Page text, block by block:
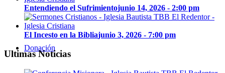
Donación
Entendiendo el Sufrimientojunio 14, 2026 - 2:00 pm
El Incesto en la Bibliajunio 3, 2026 - 7:00 pm
Ultimas Noticias